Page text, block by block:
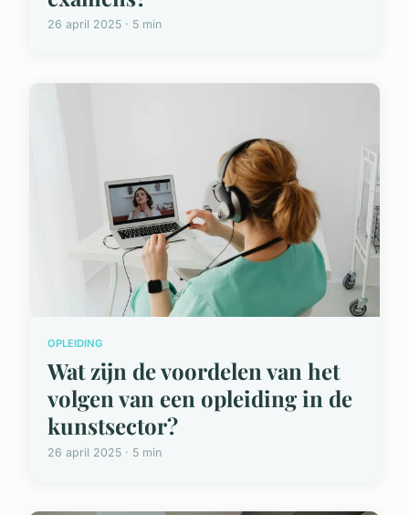
26 april 2025 · 5 min
OPLEIDING
Wat zijn de voordelen van het
volgen van een opleiding in de
kunstsector?
26 april 2025 · 5 min